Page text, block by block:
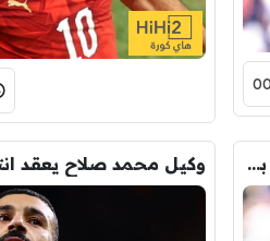
ليفربول يأخذ أول خطوة رسمية للتعاقد مع باركولا وكيل محمد صلاح يعقد